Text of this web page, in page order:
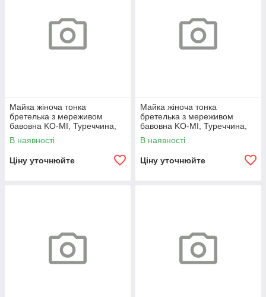
Майка жіноча тонка
бретелька з мереживом
бавовна KO-MI, Туреччина,
розміри L, біла, 08022
В наявності
Ціну уточнюйте
Майка жіноча тонка
бретелька з мереживом
бавовна KO-MI, Туреччина,
розміри L, чорна, 08017
В наявності
Ціну уточнюйте